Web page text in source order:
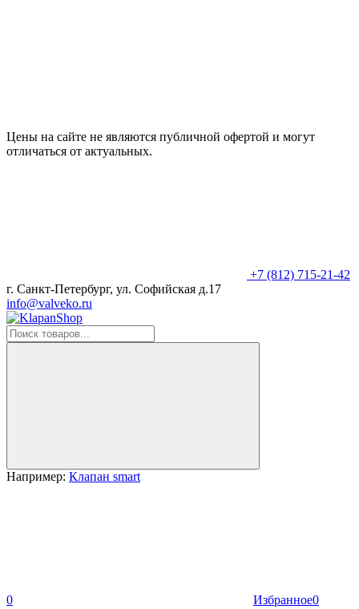
Цены на сайте не являются публичной офертой и могут
отличаться от актуальных.
+7 (812) 715-21-42
г. Санкт-Петербург, ул. Софийская д.17
info@valveko.ru
Например: Клапан smart
0 Избранное0